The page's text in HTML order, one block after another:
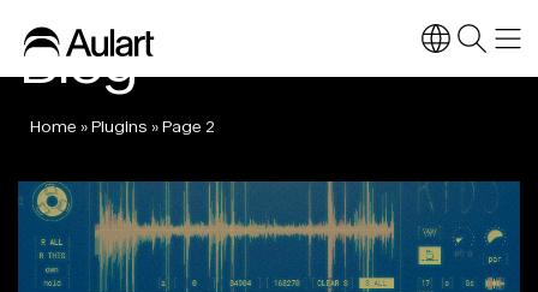
Blog
Home »Plugins »Page 2